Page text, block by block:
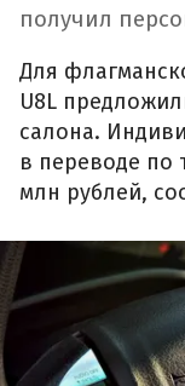
получил
Для
U8L
салона.
в переводе по
млн рублей,